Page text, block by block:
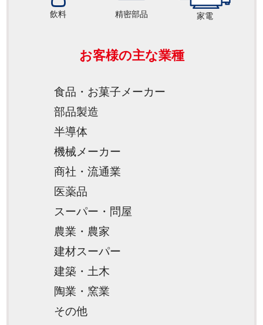
飲料 精密部品 家電
お客様の主な業種
食品・お菓子メーカー
部品製造
半導体
機械メーカー
商社・流通業
医薬品
スーパー・問屋
農業・農家
建材スーパー
建築・土木
陶業・窯業
その他